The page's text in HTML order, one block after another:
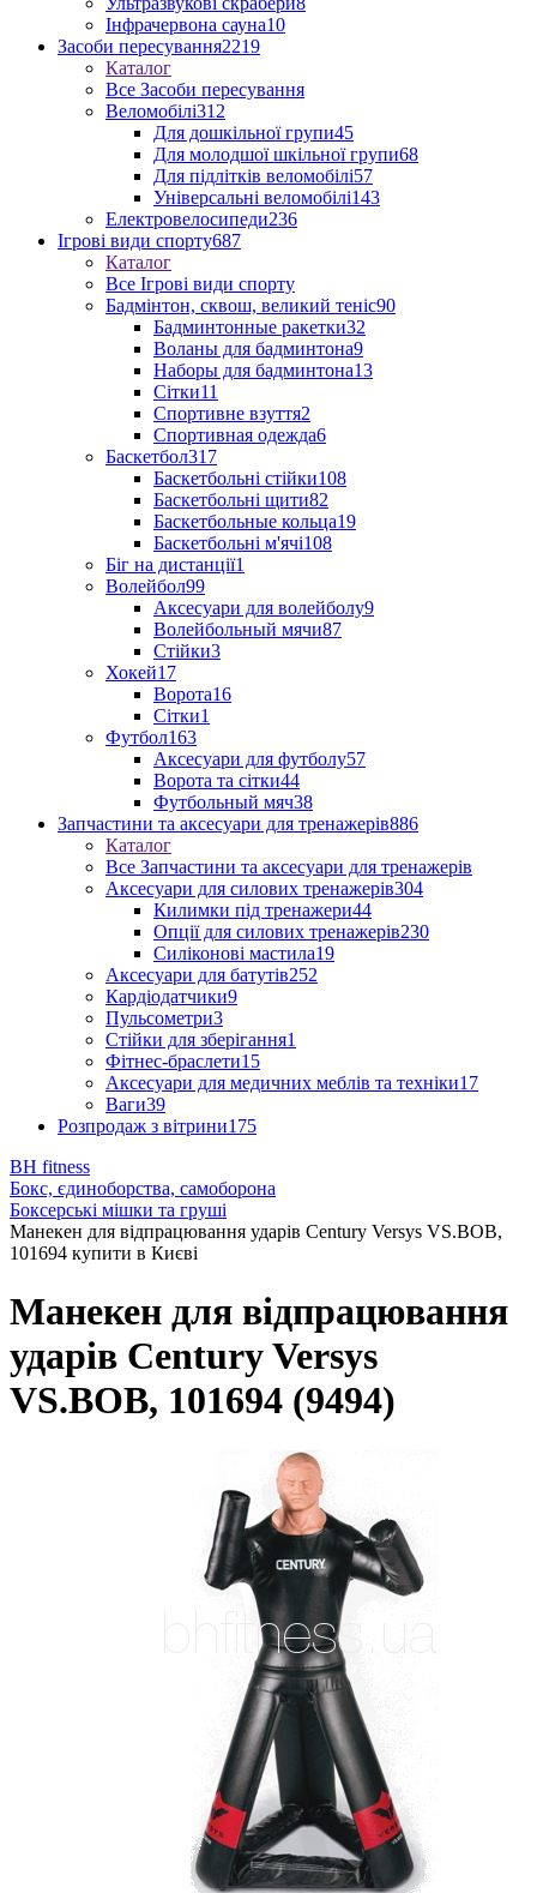
Інфрачервона сауна10
Засоби пересування2219
Каталог
Все Засоби пересування
Веломобілі312
Для дошкільної групи45
Для молодшої шкільної групи68
Для підлітків веломобілі57
Універсальні веломобілі143
Електровелосипеди236
Ігрові види спорту687
Каталог
Все Ігрові види спорту
Бадмінтон, сквош, великий теніс90
Бадминтонные ракетки32
Воланы для бадминтона9
Наборы для бадминтона13
Сітки11
Спортивне взуття2
Спортивная одежда6
Баскетбол317
Баскетбольні стійки108
Баскетбольні щити82
Баскетбольные кольца19
Баскетбольні м'ячі108
Біг на дистанції1
Волейбол99
Аксесуари для волейболу9
Волейбольный мячи87
Стійки3
Хокей17
Ворота16
Сітки1
Футбол163
Аксесуари для футболу57
Ворота та сітки44
Футбольный мяч38
Запчастини та аксесуари для тренажерів886
Каталог
Все Запчастини та аксесуари для тренажерів
Аксесуари для силових тренажерів304
Килимки під тренажери44
Опції для силових тренажерів230
Силіконові мастила19
Аксесуари для батутів252
Кардіодатчики9
Пульсометри3
Стійки для зберігання1
Фітнес-браслети15
Аксесуари для медичних меблів та техніки17
Ваги39
Розпродаж з вітрини175
BH fitness
Бокс, єдиноборства, самоборона
Боксерські мішки та груші
Манекен для відпрацювання ударів Century Versys VS.BOB,
101694 купити в Києві
Манекен для відпрацювання
ударів Century Versys
VS.BOB, 101694 (9494)